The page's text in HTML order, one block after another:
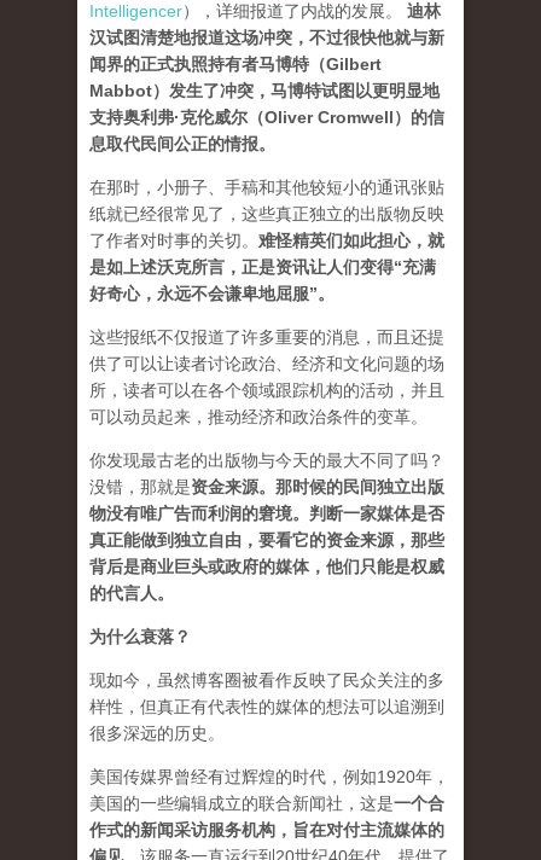
Intelligencer），详细报道了内战的发展。 迪林
汉试图清楚地报道这场冲突，不过很快他就与新
闻界的正式执照持有者马博特（Gilbert
Mabbot）发生了冲突，马博特试图以更明显地
支持奥利弗·克伦威尔（Oliver Cromwell）的信
息取代民间公正的情报。
在那时，小册子、手稿和其他较短小的通讯张贴
纸就已经很常见了，这些真正独立的出版物反映
了作者对时事的关切。 难怪精英们如此担心，就
是如上述沃克所言，正是资讯让人们变得“充满
好奇心，永远不会谦卑地屈服”。
这些报纸不仅报道了许多重要的消息，而且还提
供了可以让读者讨论政治、经济和文化问题的场
所，读者可以在各个领域跟踪机构的活动，并且
可以动员起来，推动经济和政治条件的变革。
你发现最古老的出版物与今天的最大不同了吗？
没错，那就是资金来源。 那时候的民间独立出版
物没有唯广告而利润的窘境。判断一家媒体是否
真正能做到独立自由，要看它的资金来源，那些
背后是商业巨头或政府的媒体，他们只能是权威
的代言人。
为什么衰落？
现如今，虽然博客圈被看作反映了民众关注的多
样性，但真正有代表性的媒体的想法可以追溯到
很多深远的历史。
美国传媒界曾经有过辉煌的时代，例如1920年，
美国的一些编辑成立的联合新闻社，这是一个合
作式的新闻采访服务机构，旨在对付主流媒体的